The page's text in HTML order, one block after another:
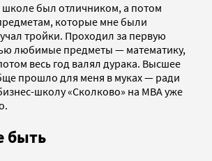
школе был отличником, а потом
которые мне были
тройки. Проходил за первую
любимые предметы — математику,
весь год валял дурака. Высшее
прошло для меня в муках — ради
школу «Сколково» на MBA уже
быть